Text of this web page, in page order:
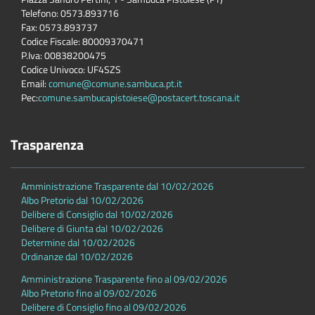
Telefono: 0573.893716
Fax: 0573.893737
Codice Fiscale: 80009370471
P.Iva: 00838200475
Codice Univoco: UF4SZS
Email:comune@comune.sambuca.pt.it
Pec:comune.sambucapistoiese@postacert.toscana.it
Trasparenza
Amministrazione Trasparente dal 10/02/2026
Albo Pretorio dal 10/02/2026
Delibere di Consiglio dal 10/02/2026
Delibere di Giunta dal 10/02/2026
Determine dal 10/02/2026
Ordinanze dal 10/02/2026
Amministrazione Trasparente fino al 09/02/2026
Albo Pretorio fino al 09/02/2026
Delibere di Consiglio fino al 09/02/2026